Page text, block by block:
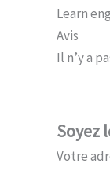
Learn
Avis
Il n’y a
Soyez
Votre